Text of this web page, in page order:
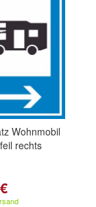
Wohnmobil
rechts